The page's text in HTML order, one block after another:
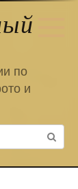
по
и